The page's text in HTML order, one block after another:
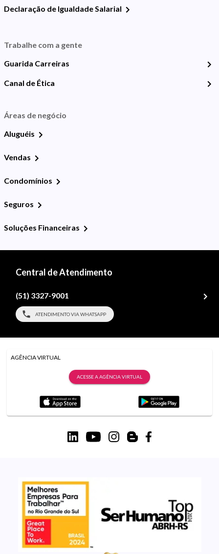
Declaração de Igualdade Salarial
Trabalhe com a gente
Guarida Carreiras
Canal de Ética
Áreas de negócio
Aluguéis
Vendas
Condomínios
Seguros
Soluções Financeiras
Central de Atendimento
(51) 3327-9001
ATENDIMENTO VIA WHATSAPP
AGÊNCIA VIRTUAL
ACESSE A AGÊNCIA VIRTUAL